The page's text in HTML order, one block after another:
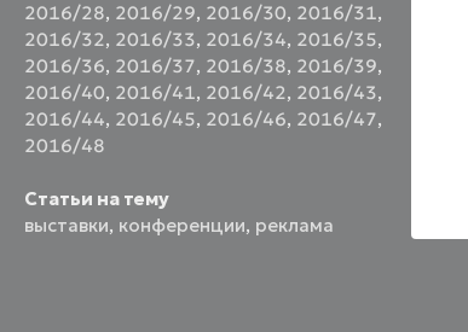
2016/28, 2016/29, 2016/30, 2016/31,
2016/32, 2016/33, 2016/34, 2016/35,
2016/36, 2016/37, 2016/38, 2016/39,
2016/40, 2016/41, 2016/42, 2016/43,
2016/44, 2016/45, 2016/46, 2016/47,
2016/48
Статьи на тему
выставки, конференции, реклама